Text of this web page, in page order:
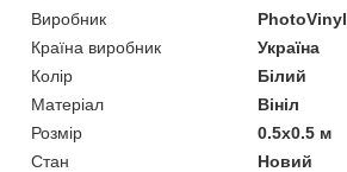
Виробник
PhotoVinyl
Країна виробник
Україна
Колір
Білий
Матеріал
Вініл
Розмір
0.5x0.5 м
Стан
Новий